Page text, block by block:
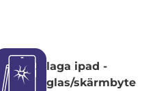
laga ipad -
glas/skärmbyte